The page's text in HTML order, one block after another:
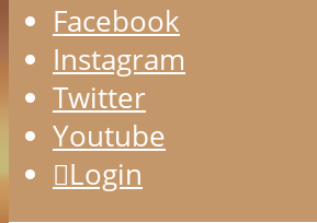
Facebook
Instagram
Twitter
Youtube
Login